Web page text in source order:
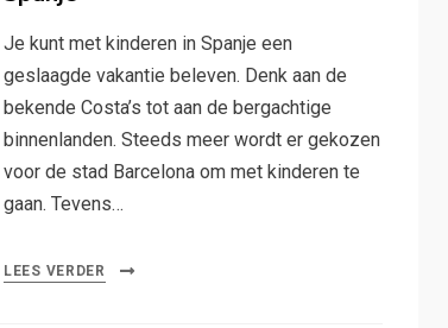
Je kunt met kinderen in Spanje een
geslaagde vakantie beleven. Denk aan de
bekende Costa’s tot aan de bergachtige
binnenlanden. Steeds meer wordt er gekozen
voor de stad Barcelona om met kinderen te
gaan. Tevens…
LEES VERDER